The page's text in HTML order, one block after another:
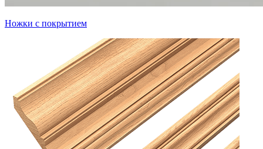
Ножки с покрытием